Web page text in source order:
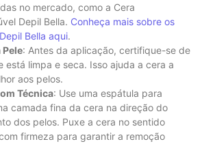
no mercado, como a Cera
Depil Bella. Conheça mais sobre os
Bella aqui.
Pele: Antes da aplicação, certifique-se de
está limpa e seca. Isso ajuda a cera a
aos pelos.
Técnica: Use uma espátula para
camada fina da cera na direção do
dos pelos. Puxe a cera no sentido
firmeza para garantir a remoção